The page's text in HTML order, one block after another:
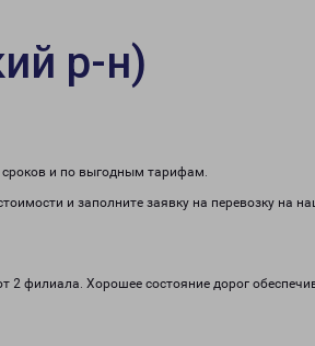
р-н)
сроков и по выгодным тарифам.
и заполните заявку на перевозку на
2 филиала. Хорошее состояние дорог